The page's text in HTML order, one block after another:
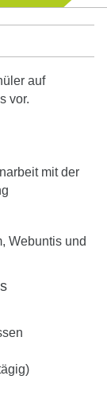
auf
vor.
mit der
Webuntis und